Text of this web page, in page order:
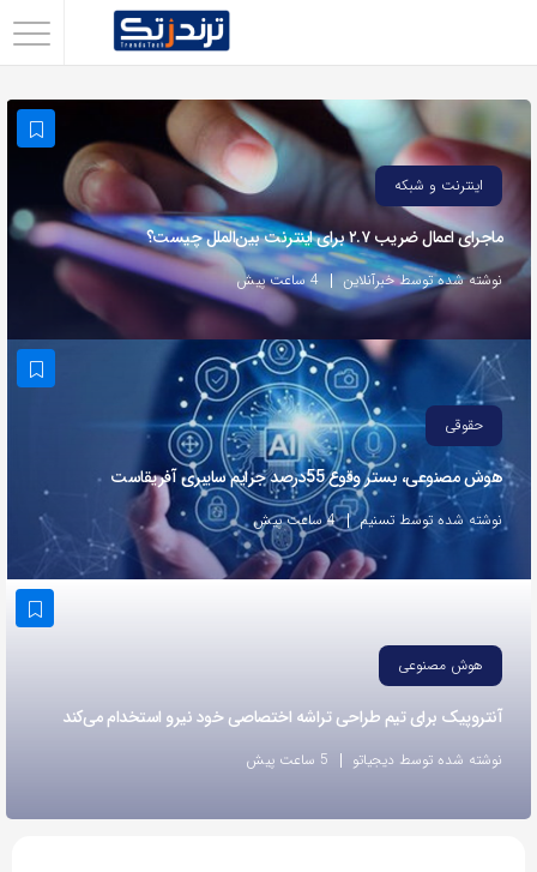
با
استفاده
روش‌های
زیر
می‌توانید
این
صفحه
دوستان
خود
اشتراک
لینک
اینترنت و شبکه
ماجرای اعمال ضریب ۲.۷ برای اینترنت بین‌الملل چیست؟
نوشته شده توسط خبرآنلاین 4 ساعت پیش
حقوقی
هوش مصنوعی، بستر وقوع 55درصد جرایم سایبری آفریقاست
نوشته شده توسط تسنیم 4 ساعت پیش
هوش مصنوعی
آنتروپیک برای تیم طراحی تراشه اختصاصی خود نیرو استخدام می‌کند
نوشته شده توسط دیجیاتو 5 ساعت پیش